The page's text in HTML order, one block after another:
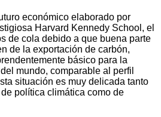
económico elaborado por
Harvard Kennedy School, el
de cola debido a que buena parte
de la exportación de carbón,
básico para la
mundo, comparable al perfil
situación es muy delicada tanto
política climática como de